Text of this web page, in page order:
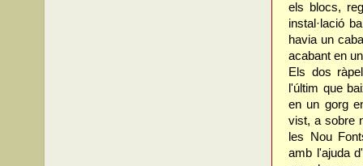
els blocs,
instal·lació
havia un
acabant en
Els dos
l'últim que
en un gorg
vist, a sobre
les Nou
amb l'ajuda